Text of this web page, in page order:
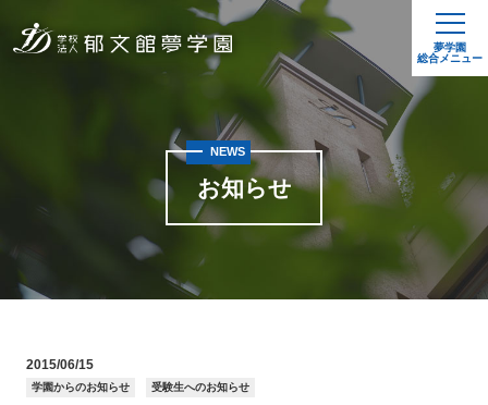
夢学園
総合メニュー
お知らせ
NEWS
2015/06/15
学園からのお知らせ 受験生へのお知らせ